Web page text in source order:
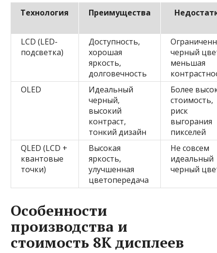
Технология Преимущества
LCD (LED-
подсветка)
Доступность,
хорошая
яркость,
долговечность
черный
меньшая
OLED
Идеальный
черный,
высокий
контраст,
тонкий дизайн
Более
стоимость,
риск
выгорания
пикселей
QLED (LCD +
квантовые
точки)
Высокая
яркость,
улучшенная
цветопередача
Не совсем
идеальный
черный
Особенности
производства и
стоимость 8K дисплеев